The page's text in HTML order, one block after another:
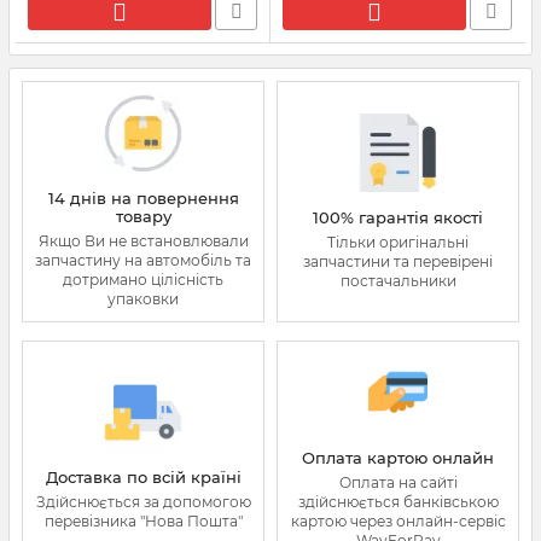
14 днів на повернення
товару
Якщо Ви не встановлювали
запчастину на автомобіль та
дотримано цілісність
упаковки
100% гарантія якості
Тільки оригінальні
запчастини та перевірені
постачальники
Доставка по всій країні
Здійснюється за допомогою
перевізника "Нова Пошта"
Оплата картою онлайн
Оплата на сайті
здійснюється банківською
картою через онлайн-сервіс